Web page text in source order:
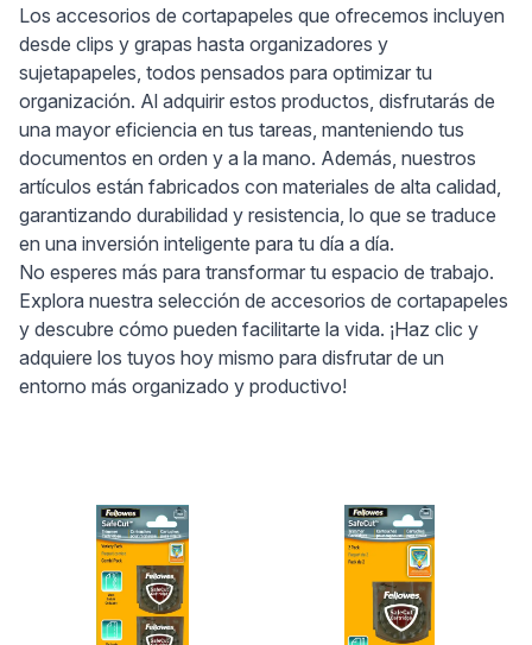
Los accesorios de cortapapeles que ofrecemos incluyen
desde clips y grapas hasta organizadores y
sujetapapeles, todos pensados para optimizar tu
organización. Al adquirir estos productos, disfrutarás de
una mayor eficiencia en tus tareas, manteniendo tus
documentos en orden y a la mano. Además, nuestros
artículos están fabricados con materiales de alta calidad,
garantizando durabilidad y resistencia, lo que se traduce
en una inversión inteligente para tu día a día.
No esperes más para transformar tu espacio de trabajo.
Explora nuestra selección de accesorios de cortapapeles
y descubre cómo pueden facilitarte la vida. ¡Haz clic y
adquiere los tuyos hoy mismo para disfrutar de un
entorno más organizado y productivo!